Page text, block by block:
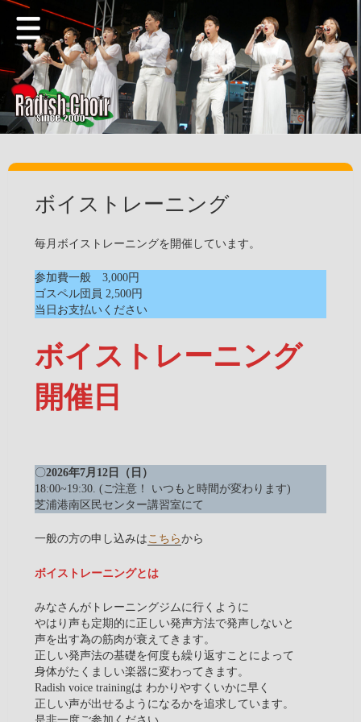
Radish Choir HomePage
港区から発信、宗教にとらわれないゴスペル
ボイストレーニング
毎月ボイストレーニングを開催しています。
参加費一般 3,000円
ゴスペル団員 2,500円
当日お支払いください
ボイストレーニング
開催日
〇2026年7月12日（日）
18:00~19:30. (ご注意！ いつもと時間が変わります)
芝浦港南区民センター講習室にて
一般の方の申し込みはこちらから
ボイストレーニングとは
みなさんがトレーニングジムに行くように
やはり声も定期的に正しい発声方法で発声しないと
声を出す為の筋肉が衰えてきます。
正しい発声法の基礎を何度も繰り返すことによって
身体がたくましい楽器に変わってきます。
Radish voice trainingは わかりやすくいかに早く
正しい声が出せるようになるかを追求しています。